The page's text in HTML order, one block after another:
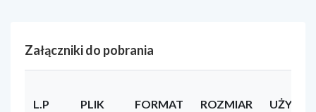
Załączniki do pobrania
L.P PLIK FORMAT ROZMIAR